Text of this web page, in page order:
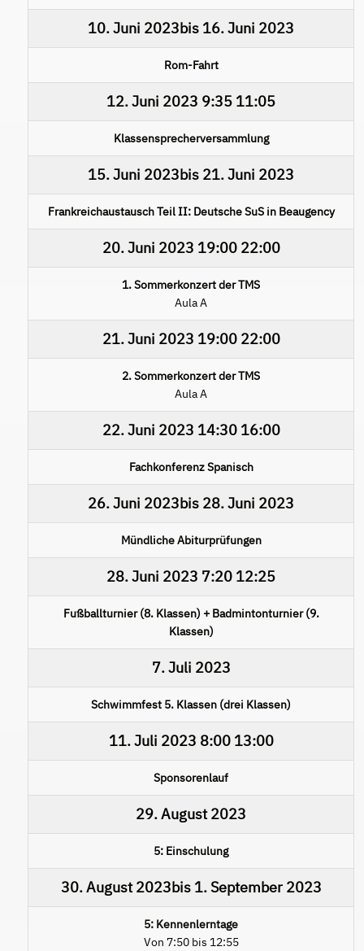
10. Juni 2023bis 16. Juni 2023
Rom-Fahrt
12. Juni 2023 9:35 11:05
Klassensprecherversammlung
15. Juni 2023bis 21. Juni 2023
Frankreichaustausch Teil II: Deutsche SuS in Beaugency
20. Juni 2023 19:00 22:00
1. Sommerkonzert der TMS
Aula A
21. Juni 2023 19:00 22:00
2. Sommerkonzert der TMS
Aula A
22. Juni 2023 14:30 16:00
Fachkonferenz Spanisch
26. Juni 2023bis 28. Juni 2023
Mündliche Abiturprüfungen
28. Juni 2023 7:20 12:25
Fußballturnier (8. Klassen) + Badmintonturnier (9.
Klassen)
7. Juli 2023
Schwimmfest 5. Klassen (drei Klassen)
11. Juli 2023 8:00 13:00
Sponsorenlauf
29. August 2023
5: Einschulung
30. August 2023bis 1. September 2023
5: Kennenlerntage
Von 7:50 bis 12:55